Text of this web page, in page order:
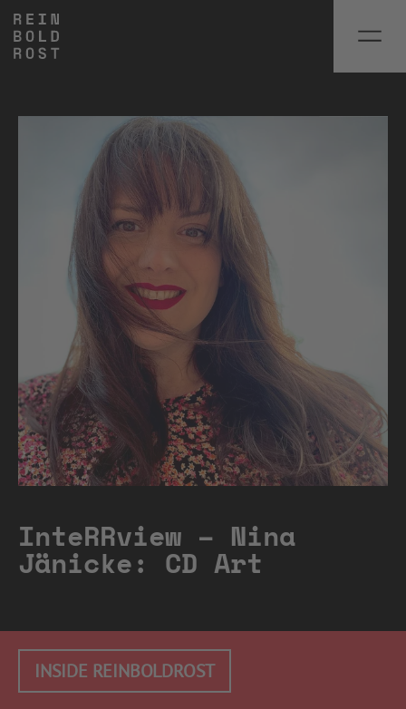
InteRRview – Nina
Jänicke: CD Art
INSIDE REINBOLDROST